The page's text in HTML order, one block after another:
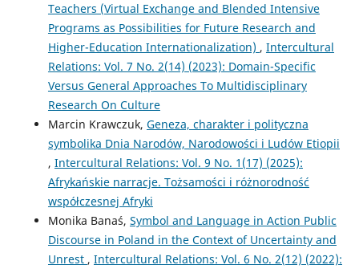
Teachers (Virtual Exchange and Blended Intensive
Programs as Possibilities for Future Research and
Higher-Education Internationalization) , Intercultural
Relations: Vol. 7 No. 2(14) (2023): Domain-Specific
Versus General Approaches To Multidisciplinary
Research On Culture
Marcin Krawczuk, Geneza, charakter i polityczna
symbolika Dnia Narodów, Narodowości i Ludów Etiopii
, Intercultural Relations: Vol. 9 No. 1(17) (2025):
Afrykańskie narracje. Tożsamości i różnorodność
współczesnej Afryki
Monika Banaś, Symbol and Language in Action Public
Discourse in Poland in the Context of Uncertainty and
Unrest , Intercultural Relations: Vol. 6 No. 2(12) (2022):